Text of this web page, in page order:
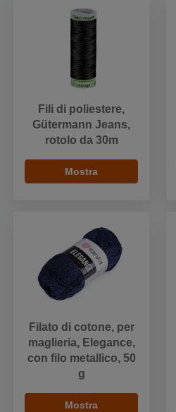
Fili di poliestere,
Gütermann Jeans,
rotolo da 30m
Mostra
Filato di cotone, per
maglieria, Elegance,
con filo metallico, 50
g
Mostra